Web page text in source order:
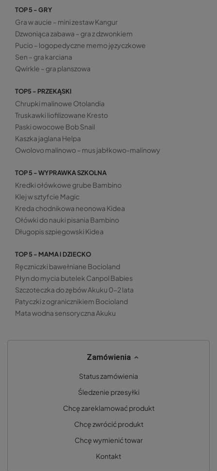
TOP 5 - GRY
Gra w aucie – mini zestaw Kangur
Dzwoniąca zabawa – gra z dzwonkiem
Pucio – logopedyczne memo języczkowe
Sen – gra karciana
Qwirkle – gra planszowa
TOP5 - PRZEKĄSKI
Chrupki malinowe Otolandia
Truskawki liofilizowane Kresto
Paski owocowe Bob Snail
Kaszka jaglana Helpa
Owolovo malinowo – mus jabłkowo-malinowy
TOP 5 - WYPRAWKA SZKOLNA
Kredki ołówkowe grube Bambino
Klej w sztyfcie Magic
Kreda chodnikowa neonowa Kidea
Ołówki do nauki pisania Bambino
Długopis szpiegowski Kidea
TOP 5 - MAMA I DZIECKO
Ręczniczki bawełniane Bocioland
Płyn do mycia butelek Canpol Babies
Szczoteczka do zębów Akuku 0-2 lata
Patyczki z ogranicznikiem Bocioland
Mata wodna sensoryczna Akuku
Zamówienia
Status zamówienia
Śledzenie przesyłki
Chcę zareklamować produkt
Chcę zwrócić produkt
Chcę wymienić towar
Kontakt